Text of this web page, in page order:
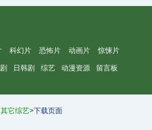
科幻片 恐怖片 动画片 惊悚片
日韩剧 综艺 动漫资源 留言板
其它综艺>下载页面